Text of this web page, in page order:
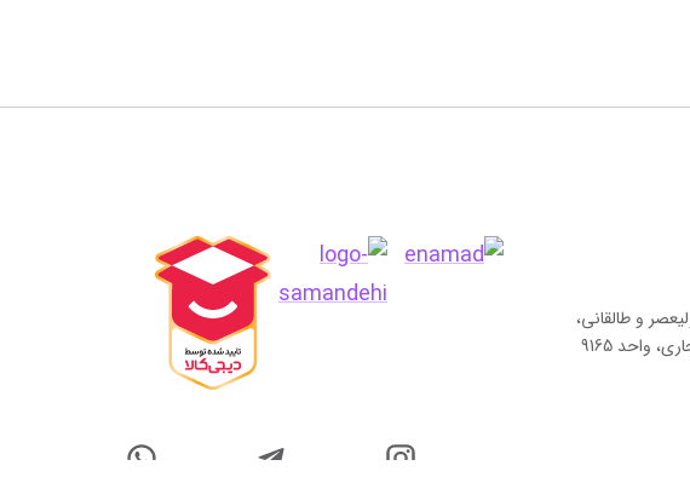
و طالقانی،
واحد 9165